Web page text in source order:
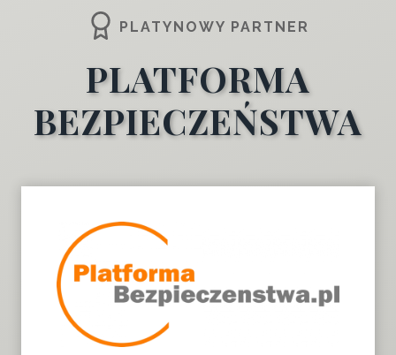
PLATYNOWY PARTNER
PLATFORMA
BEZPIECZEŃSTWA